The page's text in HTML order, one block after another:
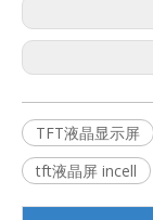
TFT液晶显示屏
tft液晶屏 incell